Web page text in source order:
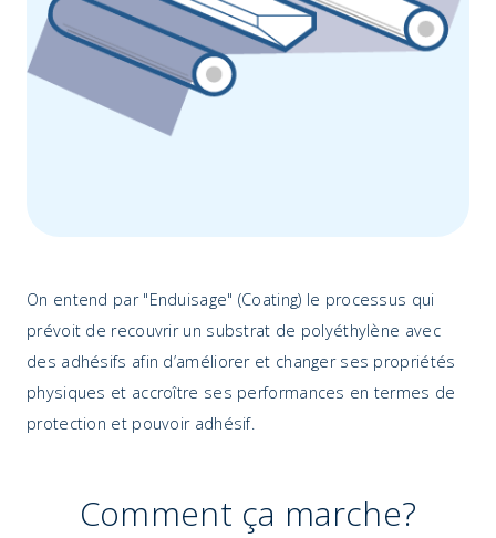
On entend par "Enduisage" (Coating) le processus qui
prévoit de recouvrir un substrat de polyéthylène avec
des adhésifs afin d’améliorer et changer ses propriétés
physiques et accroître ses performances en termes de
protection et pouvoir adhésif.
Comment ça marche?